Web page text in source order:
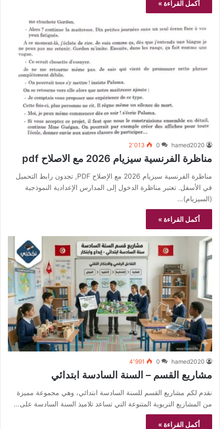
أكمل القراءة »
hamed2020
0 2٬013
مناظرة الفرنسية سيزيام 2026 مع الاصلاح pdf
مناظرة الفرنسية سيزيام 2026 مع الإصلاح PDF, تجدون رابط التحميل
في الأسفل. تعتبر مناظرة الدخول إلى المدارس الإعدادية النموذجية
(السيزيام)…
أكمل القراءة »
hamed2020
0 4٬991
مشاريع القسم – السنة السادسة ابتدائي
نقدم لكم مشاريع القسم للسنة السادسة ابتدائي، وهي مجموعة مميزة
من المشاريع التربوية المتنوعة التي تساعد تلاميذ السنة السادسة على…
أكمل القراءة »